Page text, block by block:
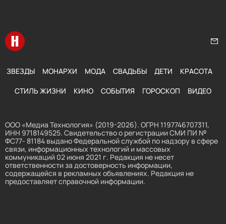
Перейти на главную
ЗВЕЗДЫ МОНАРХИ МОДА СВАДЬБЫ ДЕТИ КРАСОТА
СТИЛЬ ЖИЗНИ КИНО СОБЫТИЯ ГОРОСКОП ВИДЕО
ООО «Медиа Технология» (2019-2026). ОГРН 1197746707311,
ИНН 9718149525. Свидетельство о регистрации СМИ ПИ №
ФС77- 81184 выдано Федеральной службой по надзору в сфере
связи, информационных технологий и массовых
коммуникаций 02 июня 2021 г. Редакция не несет
ответственности за достоверность информации,
содержащейся в рекламных объявлениях. Редакция не
предоставляет справочной информации.